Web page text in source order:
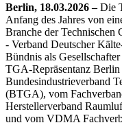
Berlin, 18.03.2026 –Die
Anfang des Jahres von
Branche der Technischen
- Verband Deutscher
Bündnis als
TGA-Repräsentanz
Bundesindustrieverband
(BTGA), vom
Herstellerverband
und vom VDMA